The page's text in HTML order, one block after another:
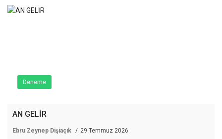
Deneme
AN GELİR
Ebru Zeynep Dişiaçık 29 Temmuz 2026